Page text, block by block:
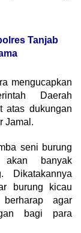
Tanjab
mengucapkan
Daerah
atas dukungan
Jamal.
seni burung
banyak
Dikatakannya
burung kicau
agar
bagi para